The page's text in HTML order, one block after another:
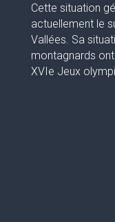
Cette situation
actuellement le
Vallées. Sa
montagnards
XVIe Jeux